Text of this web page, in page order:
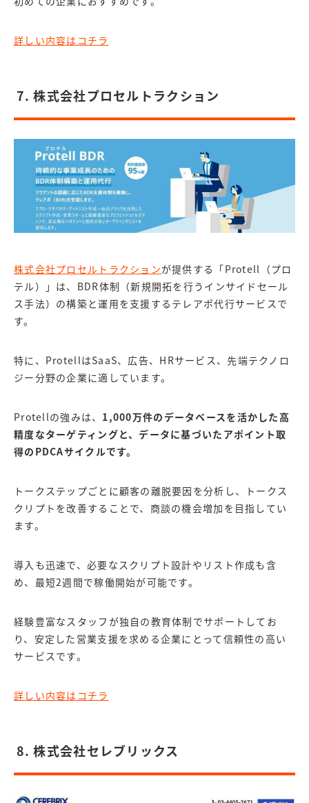
詳しい内容はコチラ
7. 株式会社プロセルトラクション
株式会社プロセルトラクションが提供する「Protell（プロ
テル）」は、BDR体制（新規開拓を行うインサイドセール
ス手法）の構築と運用を支援するテレアポ代行サービスで
す。
特に、ProtellはSaaS、広告、HRサービス、先端テクノロ
ジー分野の企業に適しています。
Protellの強みは、 1,000万件のデータベースを活かした高
精度なターゲティングと、データに基づいたアポイント取
得のPDCAサイクルです。
トークステップごとに顧客の離脱要因を分析し、トークス
クリプトを改善することで、商談の機会増加を目指してい
ます。
導入も迅速で、必要なスクリプト設計やリスト作成も含
め、最短2週間で稼働開始が可能です。
経験豊富なスタッフが独自の教育体制でサポートしてお
り、安定した営業支援を求める企業にとって信頼性の高い
サービスです。
詳しい内容はコチラ
8. 株式会社セレブリックス